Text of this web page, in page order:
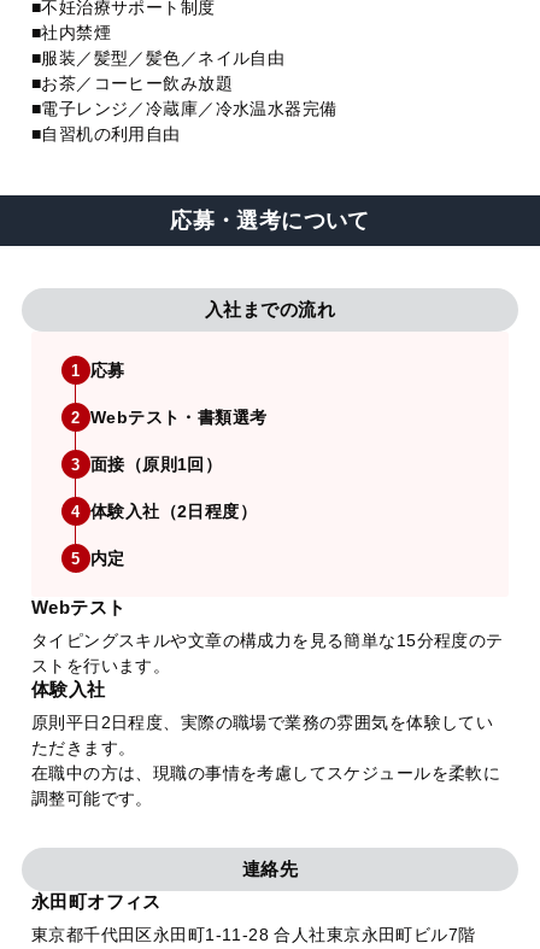
■不妊治療サポート制度
■社内禁煙
■服装／髪型／髪色／ネイル自由
■お茶／コーヒー飲み放題
■電子レンジ／冷蔵庫／冷水温水器完備
■自習机の利用自由
応募・選考について
入社までの流れ
1 応募
2 Webテスト・書類選考
3 面接（原則1回）
4 体験入社（2日程度）
5 内定
Webテスト
タイピングスキルや文章の構成力を見る簡単な15分程度のテ
ストを行います。
体験入社
原則平日2日程度、実際の職場で業務の雰囲気を体験してい
ただきます。
在職中の方は、現職の事情を考慮してスケジュールを柔軟に
調整可能です。
連絡先
永田町オフィス
東京都千代田区永田町1-11-28 合人社東京永田町ビル7階